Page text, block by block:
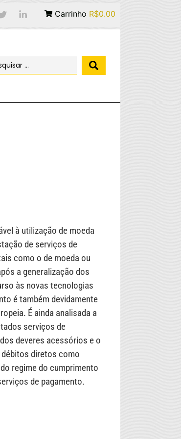
Carrinho R$0.00
à utilização de moeda
de serviços de
como o de moeda ou
a generalização dos
às novas tecnologias
é também devidamente
É ainda analisada a
serviços de
deveres acessórios e o
diretos como
regime do cumprimento
de pagamento.